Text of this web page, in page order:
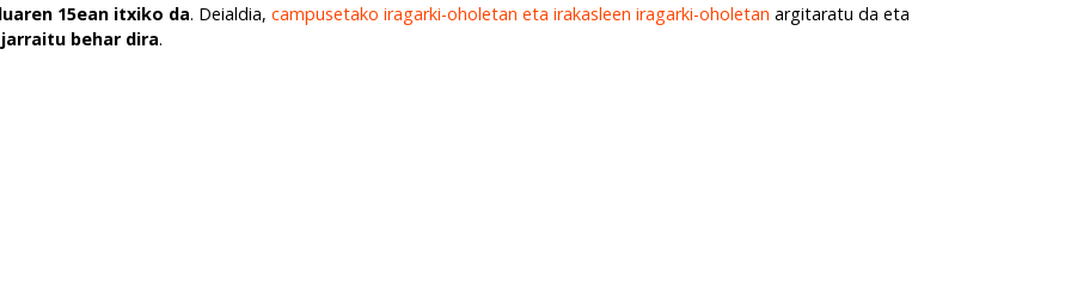
15ean itxiko da. Deialdia,campusetako iragarki-oholetan eta irakasleen iragarki-oholetan argitaratu da eta
behar dira.